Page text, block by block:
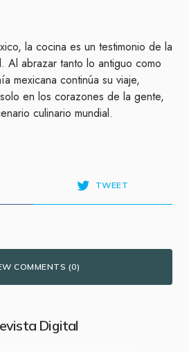
la cocina es un testimonio de la
Al abrazar tanto lo antiguo como
mexicana continúa su viaje,
en los corazones de la gente,
culinario mundial.
TWEET
COMMENTS (0)
Digital